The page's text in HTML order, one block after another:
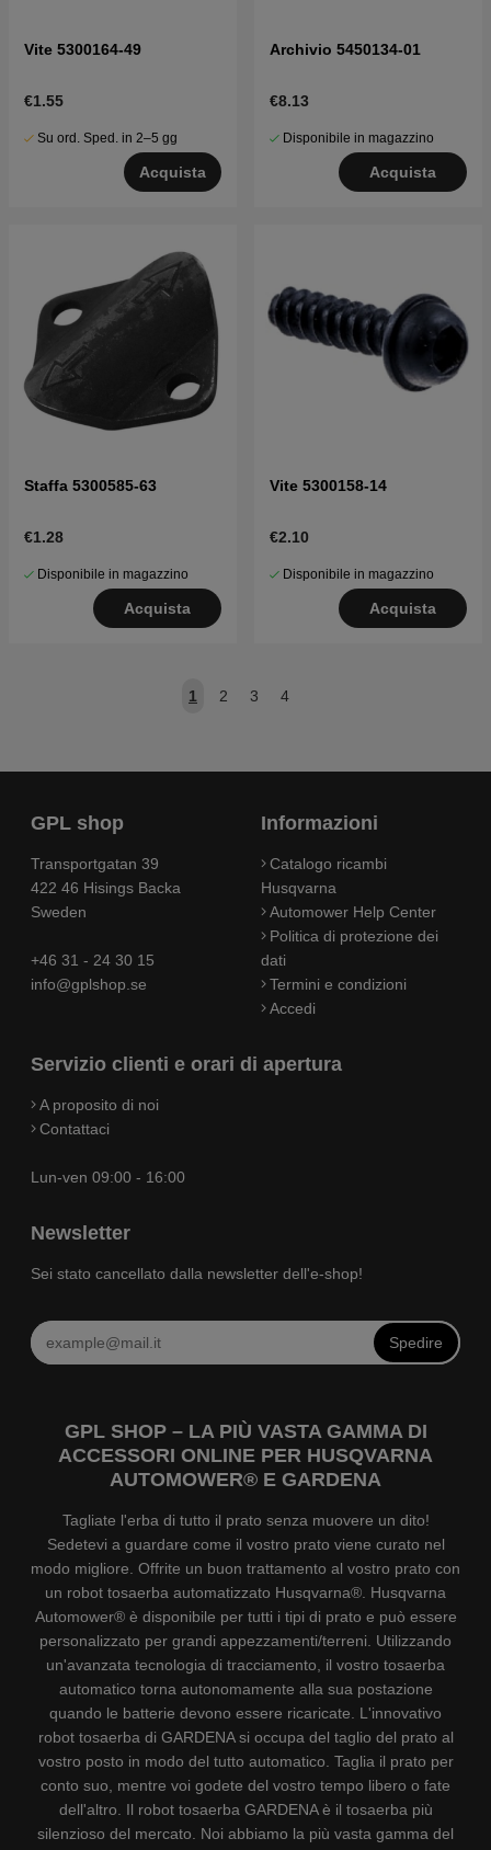
Vite 5300164-49
€1.55
Su ord. Sped. in 2–5 gg
Acquista
Archivio 5450134-01
€8.13
Disponibile in magazzino
Acquista
Staffa 5300585-63
€1.28
Disponibile in magazzino
Acquista
Vite 5300158-14
€2.10
Disponibile in magazzino
Acquista
1 2 3 4
GPL shop
Transportgatan 39
422 46 Hisings Backa
Sweden
+46 31 - 24 30 15
info@gplshop.se
Informazioni
Catalogo ricambi
Husqvarna
Automower Help Center
Politica di protezione dei
dati
Termini e condizioni
Accedi
Servizio clienti e orari di apertura
A proposito di noi
Contattaci
Lun-ven 09:00 - 16:00
Newsletter
Sei stato cancellato dalla newsletter dell'e-shop!
Spedire
GPL SHOP – LA PIÙ VASTA GAMMA DI
ACCESSORI ONLINE PER HUSQVARNA
AUTOMOWER® E GARDENA
Tagliate l'erba di tutto il prato senza muovere un dito!
Sedetevi a guardare come il vostro prato viene curato nel
modo migliore. Offrite un buon trattamento al vostro prato con
un robot tosaerba automatizzato Husqvarna®. Husqvarna
Automower® è disponibile per tutti i tipi di prato e può essere
personalizzato per grandi appezzamenti/terreni. Utilizzando
un'avanzata tecnologia di tracciamento, il vostro tosaerba
automatico torna autonomamente alla sua postazione
quando le batterie devono essere ricaricate. L'innovativo
robot tosaerba di GARDENA si occupa del taglio del prato al
vostro posto in modo del tutto automatico. Taglia il prato per
conto suo, mentre voi godete del vostro tempo libero o fate
dell'altro. Il robot tosaerba GARDENA è il tosaerba più
silenzioso del mercato. Noi abbiamo la più vasta gamma del